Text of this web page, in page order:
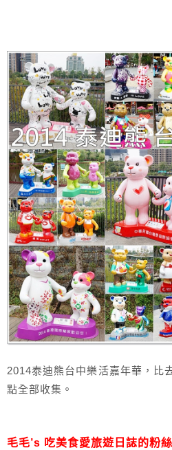
2014泰迪熊台中樂活嘉年華，比
點全部收集。
毛毛’s 吃美食愛旅遊日誌的粉絲